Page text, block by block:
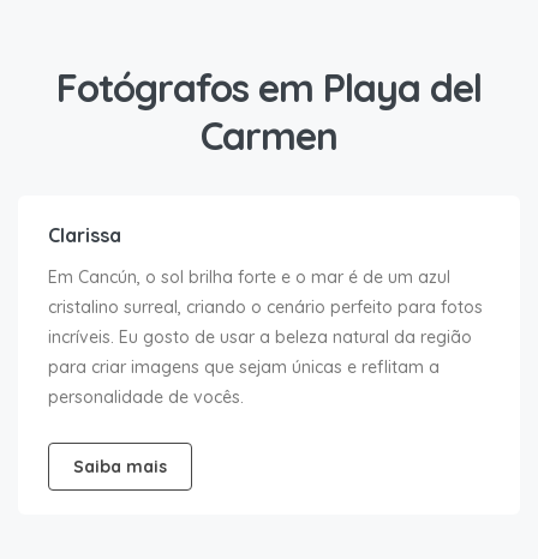
Fotógrafos em Playa del
Carmen
Ensaio a partir de
Clarissa
Em Cancún, o sol brilha forte e o mar é de um azul
cristalino surreal, criando o cenário perfeito para fotos
incríveis. Eu gosto de usar a beleza natural da região
para criar imagens que sejam únicas e reflitam a
personalidade de vocês.
Saiba mais